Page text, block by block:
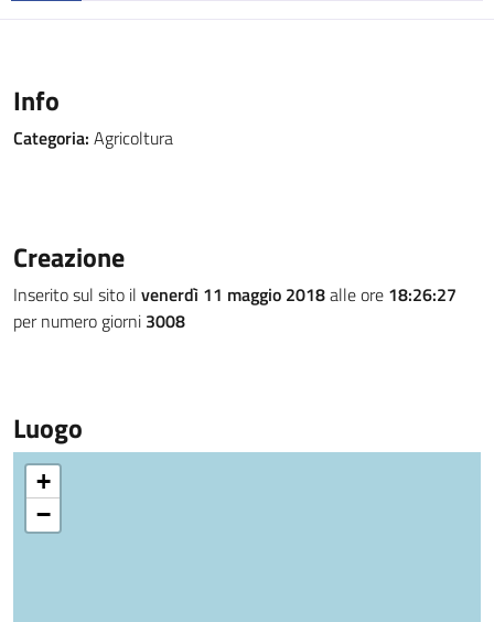
Info
Categoria: Agricoltura
Creazione
Inserito sul sito il venerdì 11 maggio 2018alle ore 18:26:27
per numero giorni 3008
Luogo
+
−